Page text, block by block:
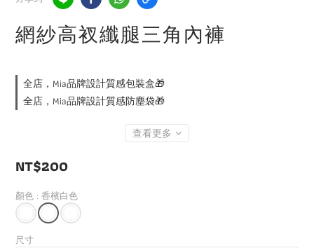
網紗高衩纖腿三角內褲
全店，Mia品牌設計質感包裝盒🎁
全店，Mia品牌設計質感防塵袋🎁
查看更多
NT$200
顏色 : 香檳白色
尺寸